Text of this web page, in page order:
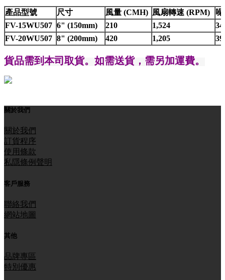
產品型號 尺寸 風量 (CMH) 風扇轉速 (RPM)
FV-15WU507 6" (150mm) 210 1,524
34
FV-20WU507 8" (200mm) 420 1,205 39
貨品需到本司取貨。如需送貨，需另加運費。
關於我們
關於我們
訂貨程序
使用條款
私隱條例聲明
客戶服務
聯絡我們
網站地圖
其他
品牌專區
特別優惠